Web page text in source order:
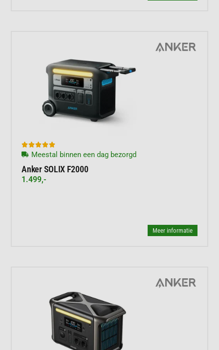

Meestal binnen een dag bezorgd
Anker SOLIX F2000
1.499,-
Meer informatie